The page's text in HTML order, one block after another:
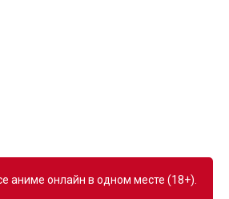
аниме онлайн в одном месте (18+).